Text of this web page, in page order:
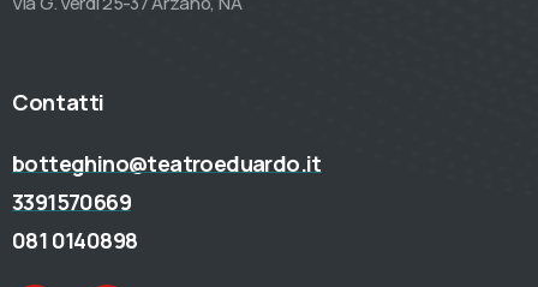
Contatti
botteghino@teatroeduardo.it
3391570669
081 0140898